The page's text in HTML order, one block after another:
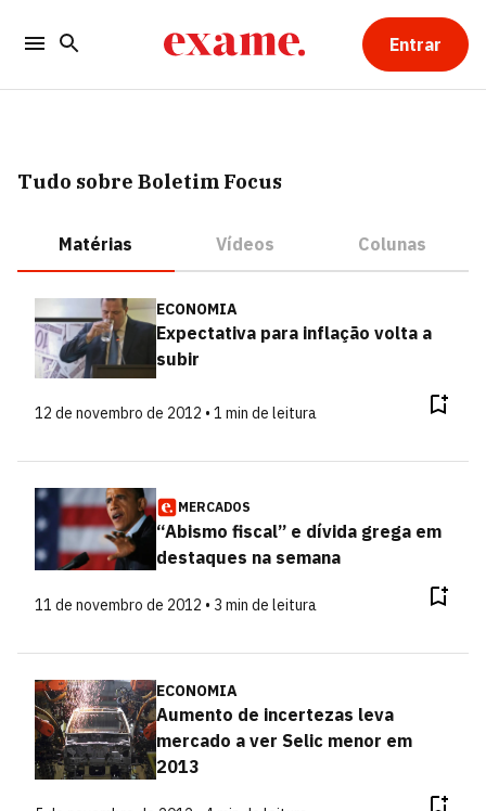
Entrar
Tudo sobre Boletim Focus
Matérias Vídeos Colunas
ECONOMIA
Expectativa para inflação volta a
subir
12 de novembro de 2012 • 1 min de leitura
MERCADOS
“Abismo fiscal” e dívida grega em
destaques na semana
11 de novembro de 2012 • 3 min de leitura
ECONOMIA
Aumento de incertezas leva
mercado a ver Selic menor em
2013